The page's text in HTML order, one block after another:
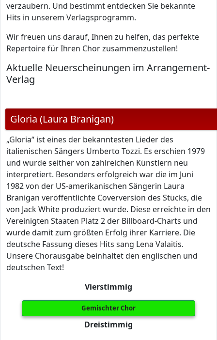
verzaubern. Und bestimmt entdecken Sie bekannte
Hits in unserem Verlagsprogramm.
Wir freuen uns darauf, Ihnen zu helfen, das perfekte
Repertoire für Ihren Chor zusammenzustellen!
Aktuelle Neuerscheinungen im Arrangement-
Verlag
Gloria (Laura Branigan)
„Gloria“ ist eines der bekanntesten Lieder des
italienischen Sängers Umberto Tozzi. Es erschien 1979
und wurde seither von zahlreichen Künstlern neu
interpretiert. Besonders erfolgreich war die im Juni
1982 von der US-amerikanischen Sängerin Laura
Branigan veröffentlichte Coverversion des Stücks, die
von Jack White produziert wurde. Diese erreichte in den
Vereinigten Staaten Platz 2 der Billboard-Charts und
wurde damit zum größten Erfolg ihrer Karriere. Die
deutsche Fassung dieses Hits sang Lena Valaitis.
Unsere Chorausgabe beinhaltet den englischen und
deutschen Text!
Vierstimmig
Gemischter Chor
Dreistimmig